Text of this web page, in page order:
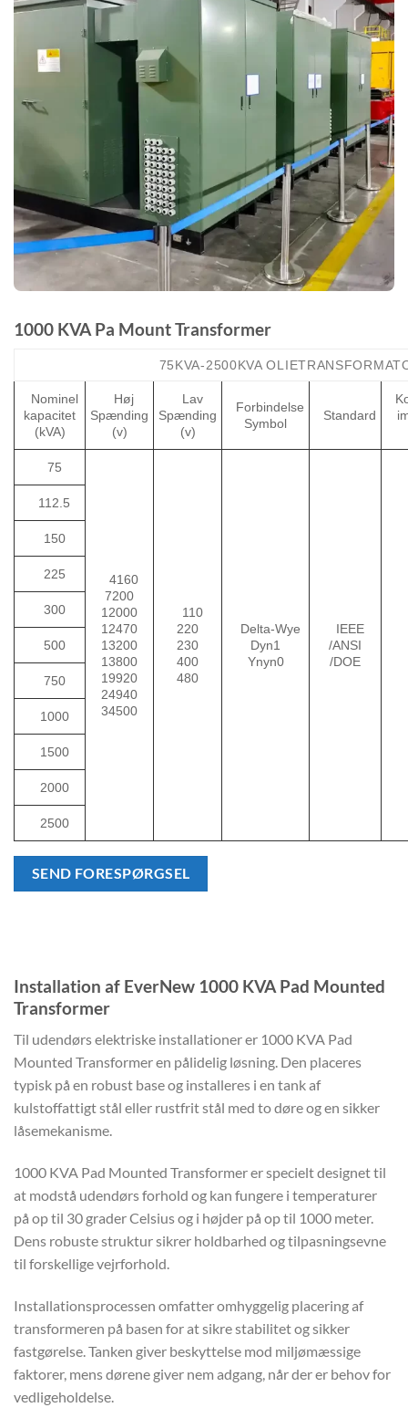
1000 KVA Pa Mount Transformer
75KVA-2500KVA
Nominel
kapacitet
(kVA)
Høj
Spænding
(v)
Lav
Spænding
(v)
Forbindelse
Symbol
Standard
75
4160
7200
12000
12470
13200
13800
19920
24940
34500
110
220
230
400
480
Delta-Wye
Dyn1
Ynyn0
IEEE
/ANSI
/DOE
112.5
150
225
300
500
750
1000
1500
2000
2500
SEND FORESPØRGSEL
Installation af EverNew 1000 KVA Pad Mounted
Transformer
Til udendørs elektriske installationer er 1000 KVA Pad
Mounted Transformer en pålidelig løsning. Den placeres
typisk på en robust base og installeres i en tank af
kulstoffattigt stål eller rustfrit stål med to døre og en sikker
låsemekanisme.
1000 KVA Pad Mounted Transformer er specielt designet til
at modstå udendørs forhold og kan fungere i temperaturer
på op til 30 grader Celsius og i højder på op til 1000 meter.
Dens robuste struktur sikrer holdbarhed og tilpasningsevne
til forskellige vejrforhold.
Installationsprocessen omfatter omhyggelig placering af
transformeren på basen for at sikre stabilitet og sikker
fastgørelse. Tanken giver beskyttelse mod miljømæssige
faktorer, mens dørene giver nem adgang, når der er behov for
vedligeholdelse.